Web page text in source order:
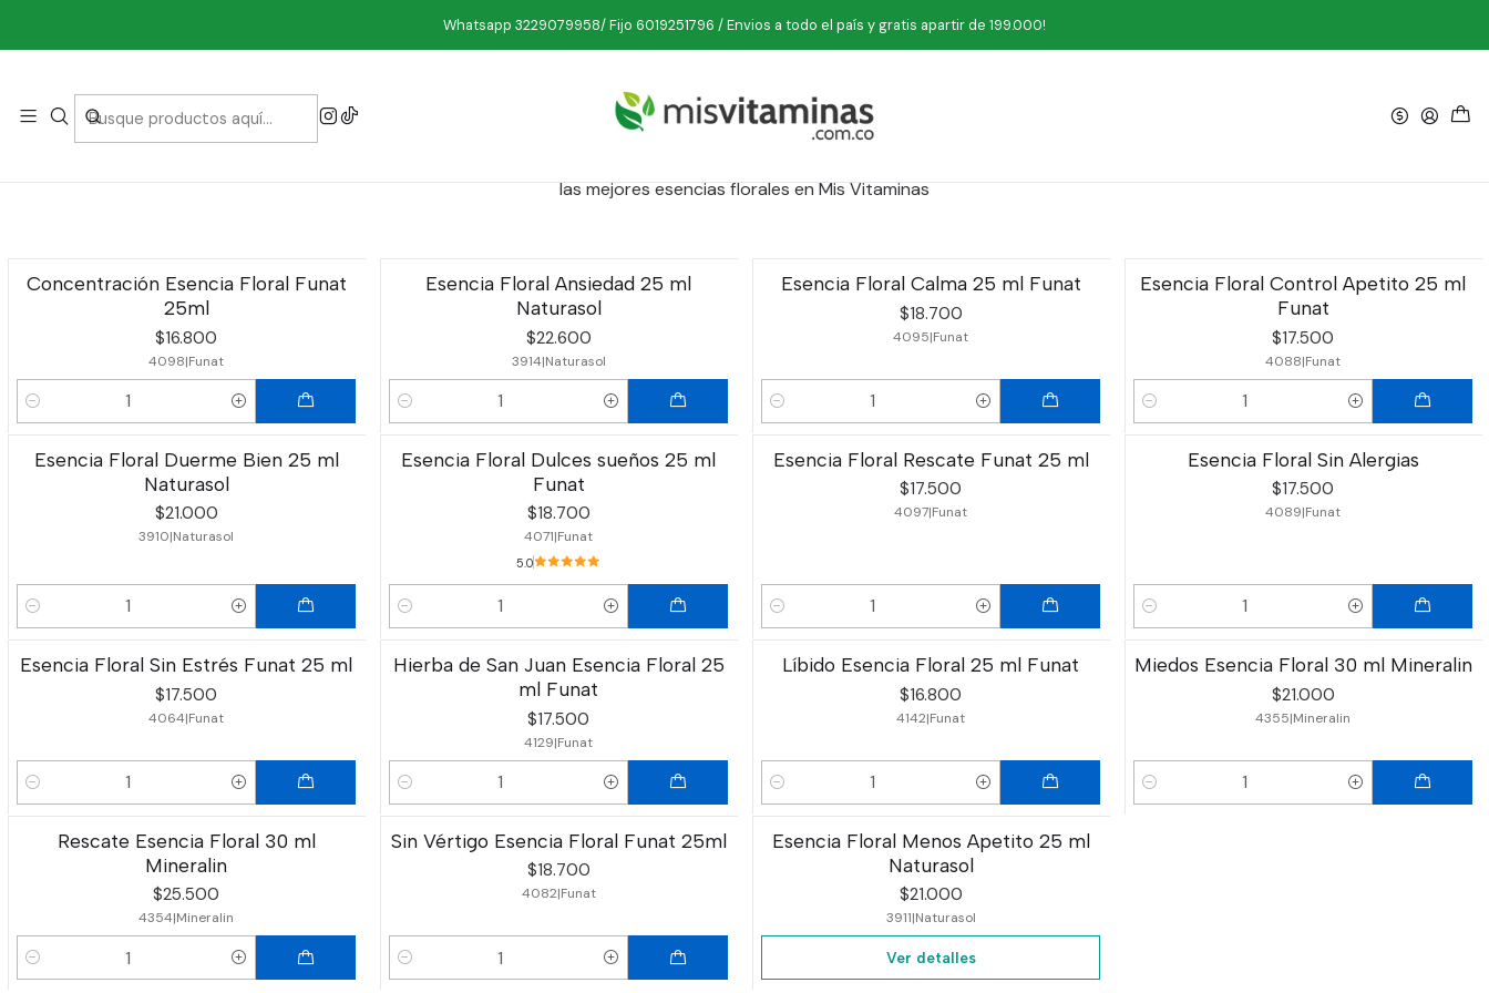
Whatsapp 3229079958/ Fijo 6019251796 / Envios a todo el país y gratis apartir de 199.000!
Inicio Comestibles Esencia Floral
Esencia Floral
las mejores esencias florales en Mis Vitaminas
Filtros
Concentración Esencia Floral Funat
25ml
$16.800
4098|Funat
Cantidad
Esencia Floral Ansiedad 25 ml
Naturasol
$22.600
3914|Naturasol
Cantidad
Esencia Floral Calma 25 ml Funat
$18.700
4095|Funat
Cantidad
Esencia Floral Control Apetito 25 ml
Funat
$17.500
4088|Funat
Cantidad
Esencia Floral Duerme Bien 25 ml
Naturasol
$21.000
3910|Naturasol
Cantidad
Esencia Floral Dulces sueños 25 ml
Funat
$18.700
4071|Funat
5.0
Cantidad
Esencia Floral Rescate Funat 25 ml
$17.500
4097|Funat
Cantidad
Esencia Floral Sin Alergias
$17.500
4089|Funat
Cantidad
Esencia Floral Sin Estrés Funat 25 ml
$17.500
4064|Funat
Cantidad
Hierba de San Juan Esencia Floral 25
ml Funat
$17.500
4129|Funat
Cantidad
Líbido Esencia Floral 25 ml Funat
$16.800
4142|Funat
Cantidad
Miedos Esencia Floral 30 ml Mineralin
$21.000
4355|Mineralin
Cantidad
Rescate Esencia Floral 30 ml
Mineralin
$25.500
4354|Mineralin
Cantidad
Sin Vértigo Esencia Floral Funat 25ml
$18.700
4082|Funat
Cantidad
Agotado
Esencia Floral Menos Apetito 25 ml
Naturasol
$21.000
3911|Naturasol
Ver detalles